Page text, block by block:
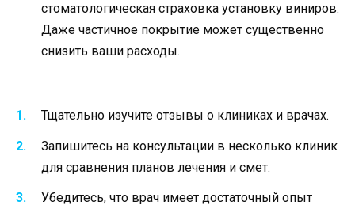
стоматологическая страховка установку виниров.
Даже частичное покрытие может существенно
снизить ваши расходы.
Тщательно изучите отзывы о клиниках и врачах.
Запишитесь на консультации в несколько клиник
для сравнения планов лечения и смет.
Убедитесь, что врач имеет достаточный опыт